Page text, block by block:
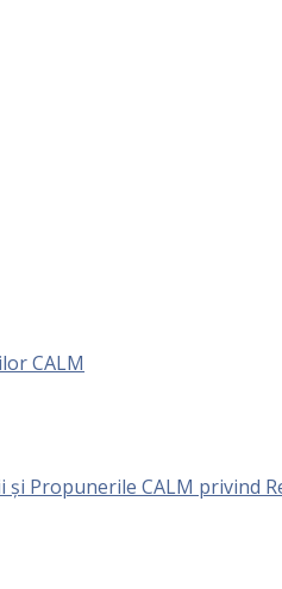
CALM
Propunerile CALM privind